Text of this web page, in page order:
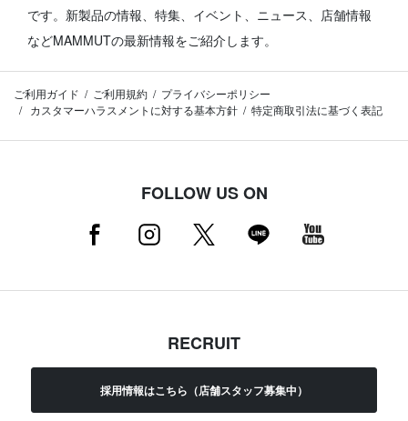
です。 新製品の情報、特集、イベント、ニュース、店舗情報
などMAMMUTの最新情報をご紹介します。
ご利用ガイド ご利用規約
プライバシーポリシー
カスタマーハラスメントに対する基本方針
特定商取引法に基づく表記
FOLLOW US ON
RECRUIT
採用情報はこちら（店舗スタッフ募集中）